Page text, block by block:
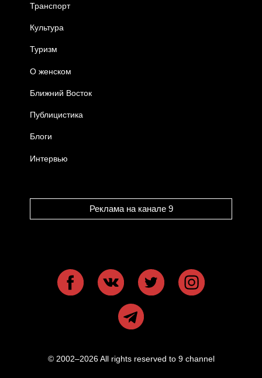
Транспорт
Культура
Туризм
О женском
Ближний Восток
Публицистика
Блоги
Интервью
Реклама на канале 9
© 2002–2026 All rights reserved to 9 channel